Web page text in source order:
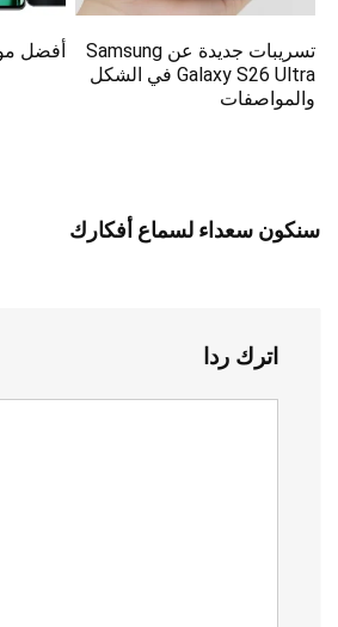
تسريبات جديدة عن Samsung
Galaxy S26 Ultra في الشكل
والمواصفات
أفضل
سنكون سعداء لسماع أفكارك
اترك ردا